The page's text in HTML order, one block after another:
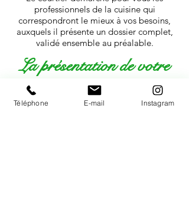
professionnels de la cuisine qui
correspondront le mieux à vos besoins,
auxquels il présenteun dossier complet,
validé ensemble au préalable.
La présentation de votre
projet
A la réception du dossier des cuisinistes, il
Téléphone E-mail Instagram